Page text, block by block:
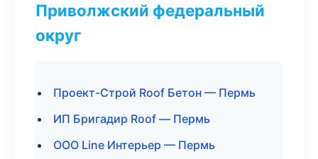
Приволжский федеральный
округ
Проект-Строй Roof Бетон — Пермь
ИП Бригадир Roof — Пермь
ООО Line Интерьер — Пермь